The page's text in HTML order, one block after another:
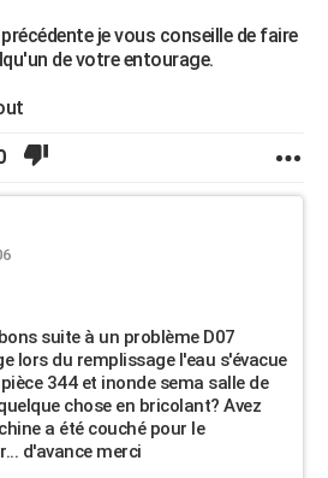
je vous conseille de faire
de votre entourage.
suite à un problème D07
lors du remplissage l'eau s'évacue
344 et inonde sema salle de
chose en bricolant? Avez
a été couché pour le
d'avance merci